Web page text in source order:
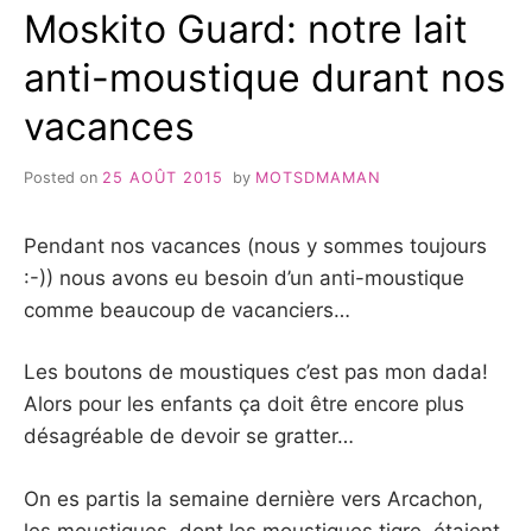
Moskito Guard: notre lait
anti-moustique durant nos
vacances
Posted on 25 AOÛT 2015 by MOTSDMAMAN
Pendant nos vacances (nous y sommes toujours
:-)) nous avons eu besoin d’un anti-moustique
comme beaucoup de vacanciers…
Les boutons de moustiques c’est pas mon dada!
Alors pour les enfants ça doit être encore plus
désagréable de devoir se gratter…
On es partis la semaine dernière vers Arcachon,